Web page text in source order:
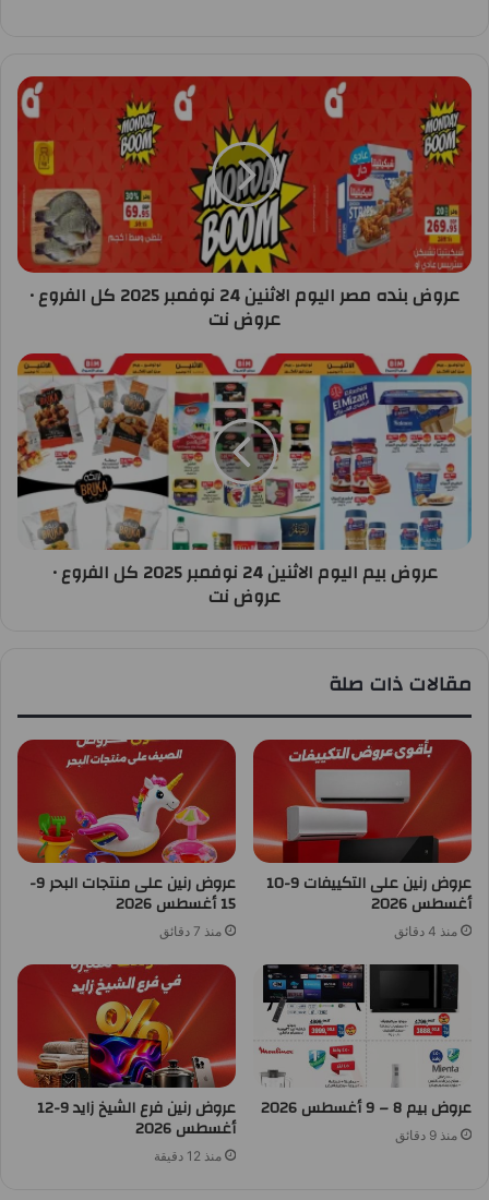
عروض بنده مصر اليوم الاثنين 24 نوفمبر 2025 كل الفروع •
عروض نت
عروض بيم اليوم الاثنين 24 نوفمبر 2025 كل الفروع •
عروض نت
مقالات ذات صلة
عروض رنين على التكييفات 9-10
أغسطس 2026
منذ 4 دقائق
عروض رنين على منتجات البحر 9-
15 أغسطس 2026
منذ 7 دقائق
عروض بيم 8 – 9 أغسطس 2026
منذ 9 دقائق
عروض رنين فرع الشيخ زايد 9-12
أغسطس 2026
منذ 12 دقيقة